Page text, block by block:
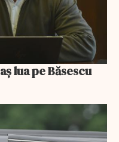
lua pe Băsescu